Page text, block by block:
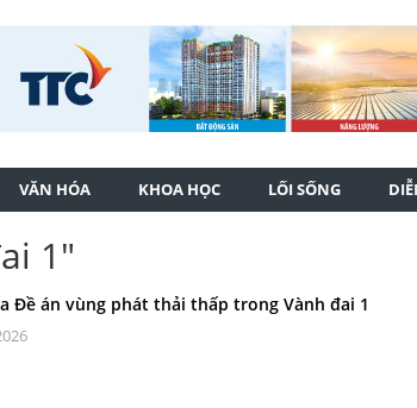
VĂN HÓA KHOA HỌC LỐI SỐNG
1"
Đề án vùng phát thải thấp trong Vành đai 1